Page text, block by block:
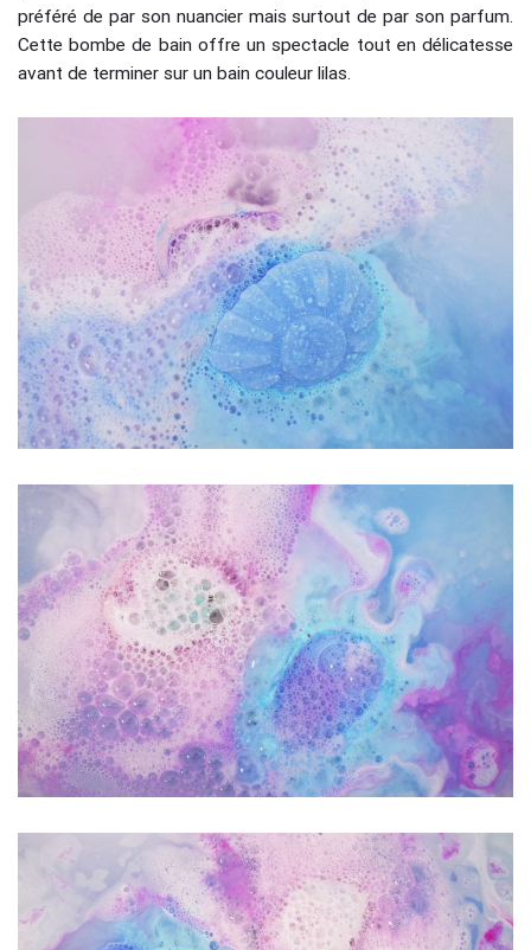
préféré de par son nuancier mais surtout de par son parfum.
Cette bombe de bain offre un spectacle tout en délicatesse
avant de terminer sur un bain couleur lilas.